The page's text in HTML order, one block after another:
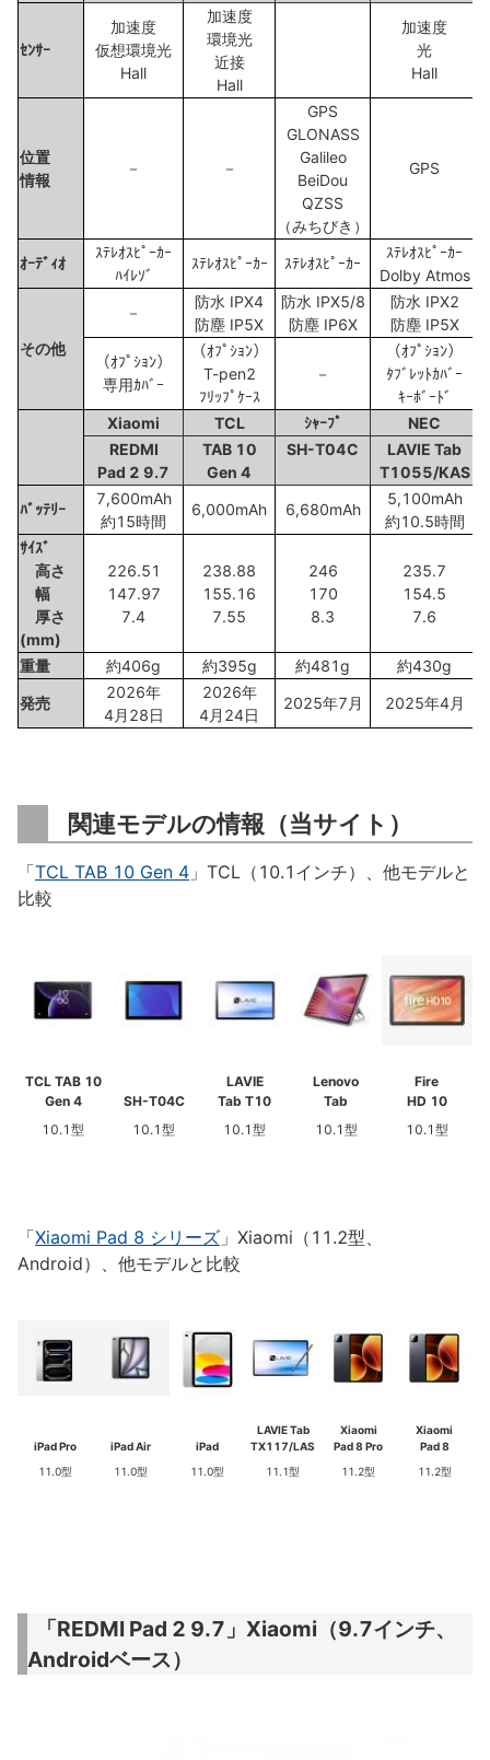
ｾﾝｻｰ
加速度
仮想環境光
Hall
加速度
環境光
近接
Hall
加速度
光
Hall
位置
情報
－ －
GPS
GLONASS
Galileo
BeiDou
QZSS
（みちびき）
GPS
ｵｰﾃﾞｨｵ
ｽﾃﾚｵｽﾋﾟｰｶｰ
ﾊｲﾚｿﾞ
ｽﾃﾚｵｽﾋﾟｰｶｰ ｽﾃﾚｵｽﾋﾟｰｶｰ
ｽﾃﾚｵｽﾋﾟｰｶｰ
Dolby Atmos
その他
－
防水 IPX4
防塵 IP5X
防水 IPX5/8
防塵 IP6X
防水 IPX2
防塵 IP5X
（ｵﾌﾟｼｮﾝ）
専用ｶﾊﾞｰ
（ｵﾌﾟｼｮﾝ）
T-pen2
ﾌﾘｯﾌﾟｹｰｽ
－
（ｵﾌﾟｼｮﾝ）
ﾀﾌﾞﾚｯﾄｶﾊﾞｰ
ｷｰﾎﾞｰﾄﾞ
Xiaomi TCL ｼｬｰﾌﾟ
NEC
REDMI
Pad 2 9.7
TAB 10
Gen 4
SH-T04C
LAVIE Tab
T1055/KAS
ﾊﾞｯﾃﾘｰ
7,600mAh
約15時間
6,000mAh 6,680mAh
5,100mAh
約10.5時間
ｻｲｽﾞ
高さ
幅
厚さ
(mm)
226.51
147.97
7.4
238.88
155.16
7.55
246
170
8.3
235.7
154.5
7.6
重量 約406g 約395g 約481g
約430g
発売
2026年
4月28日
2026年
4月24日
2025年7月 2025年4月
関連モデルの情報（当サイト）
「TCL TAB 10 Gen 4 」TCL（10.1インチ）、他モデルと
比較
TCL TAB 10
Gen 4
10.1型
SH-T04C
10.1型
LAVIE
Tab T10
10.1型
Lenovo
Tab
10.1型
Fire
HD 10
10.1型
「Xiaomi Pad 8 シリーズ 」Xiaomi（11.2型、
Android）、他モデルと比較
iPad Pro
11.0型
iPad Air
11.0型
iPad
11.0型
LAVIE Tab
TX117/LAS
11.1型
Xiaomi
Pad 8 Pro
11.2型
Xiaomi
Pad 8
11.2型
「REDMI Pad 2 9.7」Xiaomi（9.7インチ、
Androidベース）